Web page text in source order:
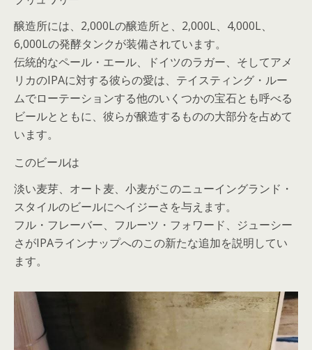
醸造所には、2,000Lの醸造所と、2,000L、4,000L、
6,000Lの発酵タンクが装備されています。
伝統的なペール・エール、ドイツのラガー、そしてアメ
リカのIPAに対する彼らの愛は、テイスティング・ルー
ムでローテーションする他のいくつかの宝石とも呼べる
ビールとともに、彼らが醸造するものの大部分を占めて
います。
このビールは
淡い麦芽、オート麦、小麦がこのニューイングランド・
スタイルのビールにヘイジーさを与えます。
フル・フレーバー、フルーツ・フォワード、ジューシー
さがIPAラインナップへのこの新たな追加を説明してい
ます。